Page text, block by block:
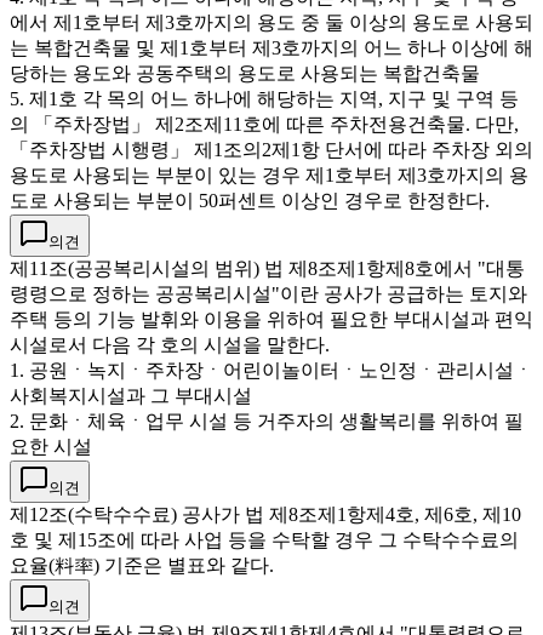
에서 제1호부터 제3호까지의 용도 중 둘 이상의 용도로 사용되
는 복합건축물 및 제1호부터 제3호까지의 어느 하나 이상에 해
당하는 용도와 공동주택의 용도로 사용되는 복합건축물
5. 제1호 각 목의 어느 하나에 해당하는 지역, 지구 및 구역 등
의 「주차장법」 제2조제11호에 따른 주차전용건축물. 다만,
「주차장법 시행령」 제1조의2제1항 단서에 따라 주차장 외의
용도로 사용되는 부분이 있는 경우 제1호부터 제3호까지의 용
도로 사용되는 부분이 50퍼센트 이상인 경우로 한정한다.
의견
제11조(공공복리시설의 범위) 법 제8조제1항제8호에서 "대통
령령으로 정하는 공공복리시설"이란 공사가 공급하는 토지와
주택 등의 기능 발휘와 이용을 위하여 필요한 부대시설과 편익
시설로서 다음 각 호의 시설을 말한다.
1. 공원ㆍ녹지ㆍ주차장ㆍ어린이놀이터ㆍ노인정ㆍ관리시설ㆍ
사회복지시설과 그 부대시설
2. 문화ㆍ체육ㆍ업무 시설 등 거주자의 생활복리를 위하여 필
요한 시설
의견
제12조(수탁수수료) 공사가 법 제8조제1항제4호, 제6호, 제10
호 및 제15조에 따라 사업 등을 수탁할 경우 그 수탁수수료의
요율(料率) 기준은 별표와 같다.
의견